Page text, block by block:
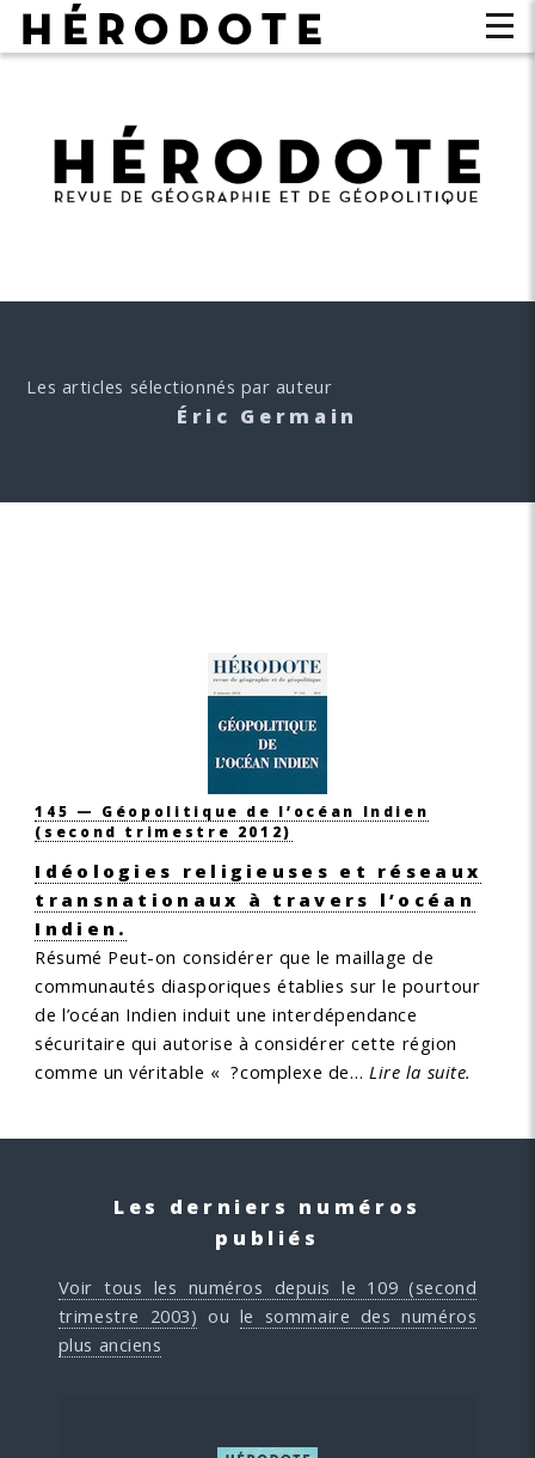
Les articles sélectionnés par auteur
Éric Germain
145 — Géopolitique de l’océan Indien
(second trimestre 2012)
Idéologies religieuses et réseaux
transnationaux à travers l’océan
Indien.
Résumé Peut-on considérer que le maillage de
communautés diasporiques établies sur le pourtour
de l’océan Indien induit une interdépendance
sécuritaire qui autorise à considérer cette région
comme un véritable « ?complexe de…Lire la suite.
Les derniers numéros
publiés
Voir tous les numéros depuis le 109 (second
trimestre 2003) ou le sommaire des numéros
plus anciens